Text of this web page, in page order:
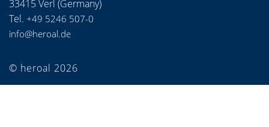
33415 Verl (Germany)
Tel. +49 5246 507-0
info@heroal.de
© heroal 2026